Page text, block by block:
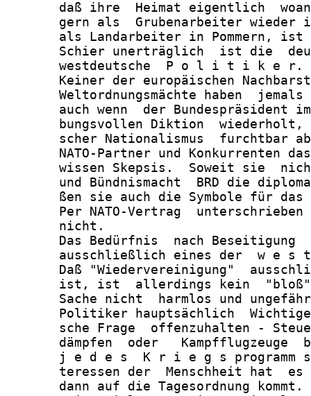
daß ihre  Heimat eigentlich
gern als  Grubenarbeiter wieder
als Landarbeiter in Pommern,
Schier unerträglich  ist die
       westdeutsche  P o l i t i k e r.
Keiner der europäischen
Weltordnungsmächte haben
auch wenn  der Bundespräsident
bungsvollen Diktion
scher Nationalismus  furchtbar
NATO-Partner und Konkurrenten
wissen Skepsis.  Soweit sie
und Bündnismacht  BRD die
ßen sie auch die Symbole für
Per NATO-Vertrag
       nicht.
Das Bedürfnis  nach Beseitigung
ausschließlich eines der  w e s
Daß "Wiedervereinigung"
ist, ist  allerdings kein
Sache nicht  harmlos und
Politiker hauptsächlich
sche Frage  offenzuhalten -
dämpfen  oder   Kampfflugzeuge
j e d e s  K r i e g s programm
teressen der  Menschheit hat
       dann auf die Tagesordnung kommt.